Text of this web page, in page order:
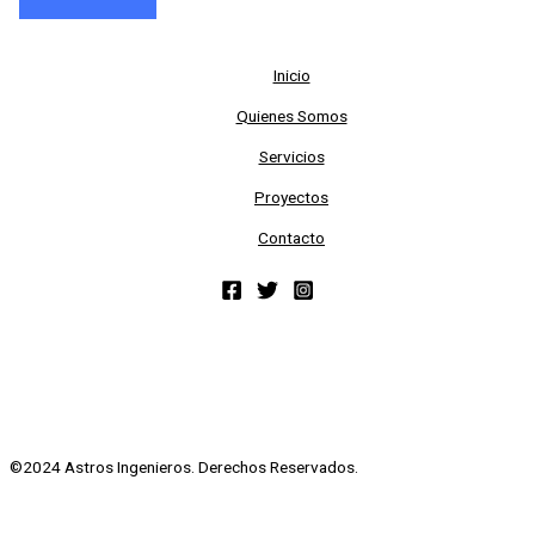
Inicio
Quienes Somos
Servicios
Proyectos
Contacto
©2024 Astros Ingenieros. Derechos Reservados.